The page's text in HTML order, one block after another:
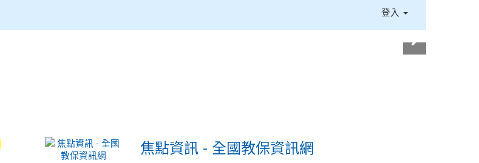
登入
焦點資訊 - 全國教保資訊網